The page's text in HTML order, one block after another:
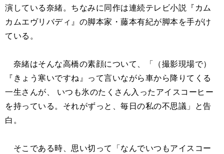
演している奈緒。ちなみに同作は連続テレビ小説『カム
カムエヴリバディ』の脚本家・藤本有紀が脚本を手がけ
ている。
奈緒はそんな高橋の素顔について、「（撮影現場で）
『きょう寒いですね』って言いながら車から降りてくる
一生さんが、 いつも氷のたくさん入ったアイスコーヒー
を持っている。それがずっと、毎日の私の不思議」と告
白。
そこである時、思い切って「なんでいつもアイスコー